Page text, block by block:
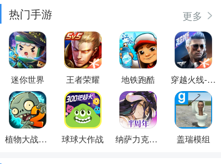
热门手游 更多
迷你世界 王者荣耀 地铁跑酷 穿越火线-枪战王者
植物大战僵尸2 球球大作战 纳萨力克之王 盖瑞模组